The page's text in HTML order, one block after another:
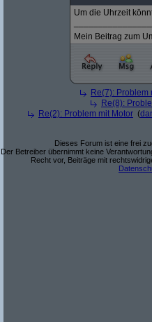
Um die Uhrzeit
Mein Beitrag zum
Re(7): Problem
Re(8):
Re(2): Problem mit Motor (
Dieses Forum ist eine frei
Der Betreiber übernimmt keine
Recht vor, Beiträge mit